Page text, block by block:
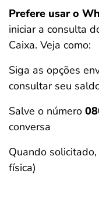
Prefere usar o
iniciar a consulta
Caixa. Veja como:
Siga as opções
consultar seu
Salve o número
conversa
Quando
física)